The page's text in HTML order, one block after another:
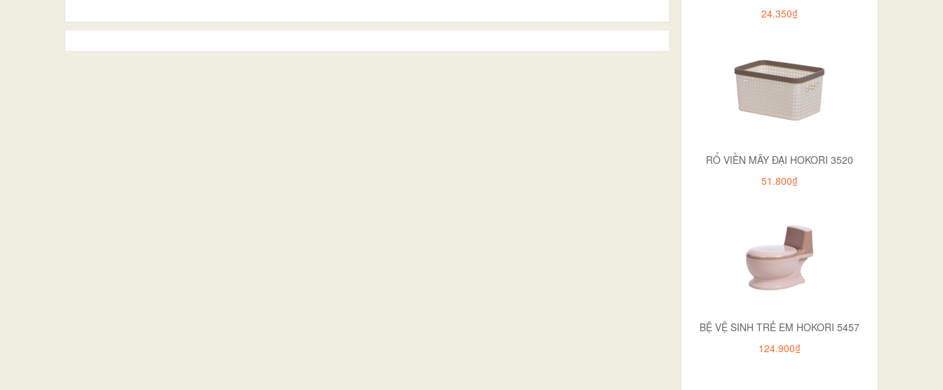
24.350₫
RỔ VIỀN MÂY ĐẠI HOKORI 3520
51.800₫
BỆ VỆ SINH TRẺ EM HOKORI 5457
124.900₫